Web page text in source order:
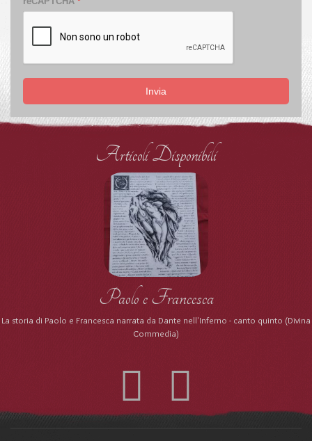
Invia
Articoli Disponibili
Paolo e Francesca
La storia di Paolo e Francesca narrata da Dante nell'Inferno - canto quinto (Divina
Commedia)